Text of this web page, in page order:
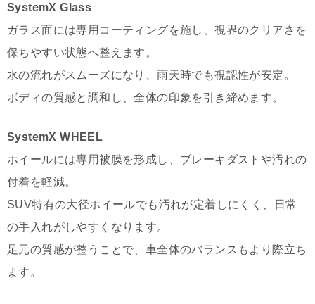
SystemX Glass
ガラス面には専用コーティングを施し、視界のクリアさを
保ちやすい状態へ整えます。
水の流れがスムーズになり、雨天時でも視認性が安定。
ボディの質感と調和し、全体の印象を引き締めます。
SystemX WHEEL
ホイールには専用被膜を形成し、ブレーキダストや汚れの
付着を軽減。
SUV特有の大径ホイールでも汚れが定着しにくく、日常
の手入れがしやすくなります。
足元の質感が整うことで、車全体のバランスもより際立ち
ます。